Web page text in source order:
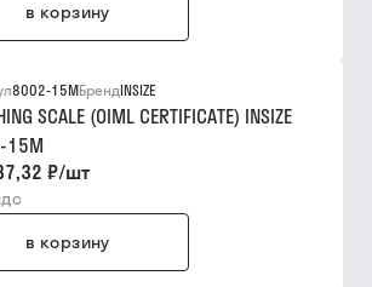
в корзину
8002-15MБрендINSIZE
SCALE (OIML CERTIFICATE) INSIZE
15M
₽/шт
в корзину